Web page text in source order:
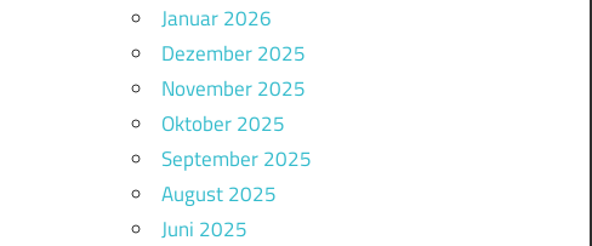
Januar 2026
Dezember 2025
November 2025
Oktober 2025
September 2025
August 2025
Juni 2025